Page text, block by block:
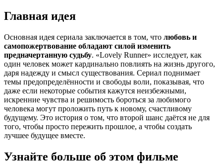
Главная идея
Основная идея сериала заключается в том, что любовь и
самопожертвование обладают силой изменить
предначертанную судьбу. «Lovely Runner» исследует, как
один человек может кардинально повлиять на жизнь другого,
даря надежду и смысл существования. Сериал поднимает
темы предопределённости и свободы воли, показывая, что
даже если некоторые события кажутся неизбежными,
искренние чувства и решимость бороться за любимого
человека могут проложить путь к новому, счастливому
будущему. Это история о том, что второй шанс даётся не для
того, чтобы просто пережить прошлое, а чтобы создать
лучшее будущее вместе.
Узнайте больше об этом фильме